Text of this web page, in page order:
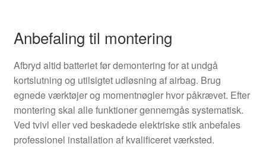
Anbefaling til montering
Afbryd altid batteriet før demontering for at undgå
kortslutning og utilsigtet udløsning af airbag. Brug
egnede værktøjer og momentnøgler hvor påkrævet. Efter
montering skal alle funktioner gennemgås systematisk.
Ved tvivl eller ved beskadede elektriske stik anbefales
professionel installation af kvalificeret værksted.